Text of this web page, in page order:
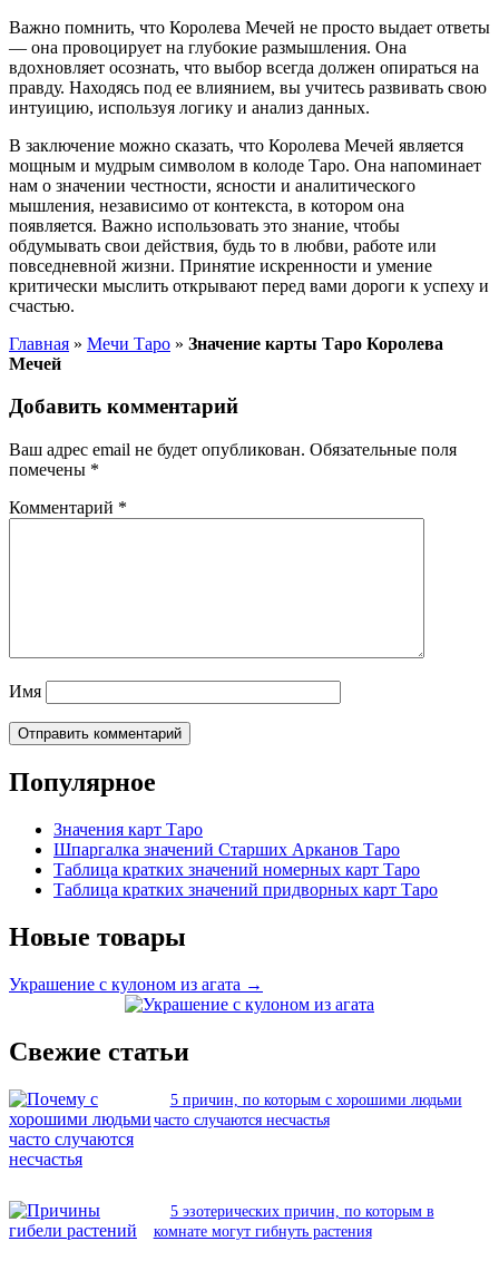
Важно помнить, что Королева Мечей не просто выдает ответы
— она провоцирует на глубокие размышления. Она
вдохновляет осознать, что выбор всегда должен опираться на
правду. Находясь под ее влиянием, вы учитесь развивать свою
интуицию, используя логику и анализ данных.
В заключение можно сказать, что Королева Мечей является
мощным и мудрым символом в колоде Таро. Она напоминает
нам о значении честности, ясности и аналитического
мышления, независимо от контекста, в котором она
появляется. Важно использовать это знание, чтобы
обдумывать свои действия, будь то в любви, работе или
повседневной жизни. Принятие искренности и умение
критически мыслить открывают перед вами дороги к успеху и
счастью.
Главная » Мечи Таро » Значение карты Таро Королева
Мечей
Добавить комментарий
Ваш адрес email не будет опубликован. Обязательные поля
помечены *
Комментарий *
Имя
Популярное
Значения карт Таро
Шпаргалка значений Старших Арканов Таро
Таблица кратких значений номерных карт Таро
Таблица кратких значений придворных карт Таро
Новые товары
Украшение с кулоном из агата →
Свежие статьи
5 причин, по которым с хорошими людьми
часто случаются несчастья
5 эзотерических причин, по которым в
комнате могут гибнуть растения